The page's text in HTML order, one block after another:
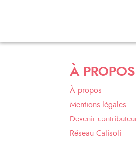
À PROPOS
À propos
Mentions légales
Devenir
Réseau Calisoli